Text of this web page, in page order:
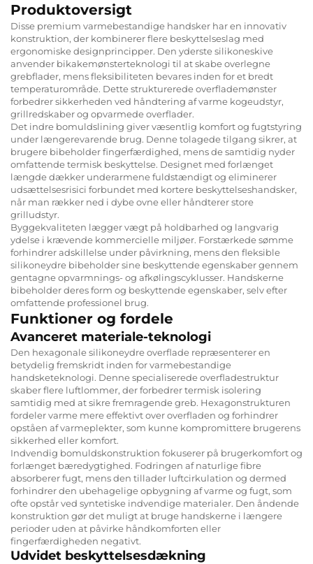
Produktoversigt
Disse premium varmebestandige handsker har en innovativ
konstruktion, der kombinerer flere beskyttelseslag med
ergonomiske designprincipper. Den yderste silikoneskive
anvender bikakemønsterteknologi til at skabe overlegne
grebflader, mens fleksibiliteten bevares inden for et bredt
temperaturområde. Dette strukturerede overflademønster
forbedrer sikkerheden ved håndtering af varme kogeudstyr,
grillredskaber og opvarmede overflader.
Det indre bomuldslining giver væsentlig komfort og fugtstyring
under længerevarende brug. Denne tolagede tilgang sikrer, at
brugere bibeholder fingerfærdighed, mens de samtidig nyder
omfattende termisk beskyttelse. Designet med forlænget
længde dækker underarmene fuldstændigt og eliminerer
udsættelsesrisici forbundet med kortere beskyttelseshandsker,
når man rækker ned i dybe ovne eller håndterer store
grilludstyr.
Byggekvaliteten lægger vægt på holdbarhed og langvarig
ydelse i krævende kommercielle miljøer. Forstærkede sømme
forhindrer adskillelse under påvirkning, mens den fleksible
silikoneydre bibeholder sine beskyttende egenskaber gennem
gentagne opvarmnings- og afkølingscyklusser. Handskerne
bibeholder deres form og beskyttende egenskaber, selv efter
omfattende professionel brug.
Funktioner og fordele
Avanceret materiale-teknologi
Den hexagonale silikoneydre overflade repræsenterer en
betydelig fremskridt inden for varmebestandige
handsketeknologi. Denne specialiserede overfladestruktur
skaber flere luftlommer, der forbedrer termisk isolering
samtidig med at sikre fremragende greb. Hexagonstrukturen
fordeler varme mere effektivt over overfladen og forhindrer
opståen af varmeplekter, som kunne kompromittere brugerens
sikkerhed eller komfort.
Indvendig bomuldskonstruktion fokuserer på brugerkomfort og
forlænget bæredygtighed. Fodringen af naturlige fibre
absorberer fugt, mens den tillader luftcirkulation og dermed
forhindrer den ubehagelige opbygning af varme og fugt, som
ofte opstår ved syntetiske indvendige materialer. Den åndende
konstruktion gør det muligt at bruge handskerne i længere
perioder uden at påvirke håndkomforten eller
fingerfærdigheden negativt.
Udvidet beskyttelsesdækning